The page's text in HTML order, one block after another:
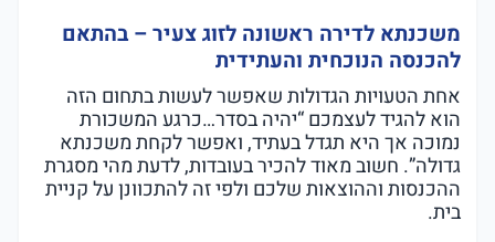
משכנתא לדירה ראשונה לזוג צעיר – בהתאם
להכנסה הנוכחית והעתידית
אחת הטעויות הגדולות שאפשר לעשות בתחום הזה
הוא להגיד לעצמכם “יהיה בסדר…כרגע המשכורת
נמוכה אך היא תגדל בעתיד, ואפשר לקחת משכנתא
גדולה”. חשוב מאוד להכיר בעובדות, לדעת מהי מסגרת
ההכנסות וההוצאות שלכם ולפי זה להתכוונן על קניית
בית.